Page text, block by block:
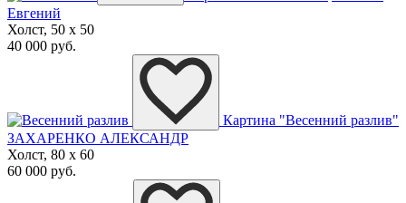
Евгений
Холст, 50 x 50
40 000 руб.
Картина "Весенний разлив"
ЗАХАРЕНКО АЛЕКСАНДР
Холст, 80 x 60
60 000 руб.